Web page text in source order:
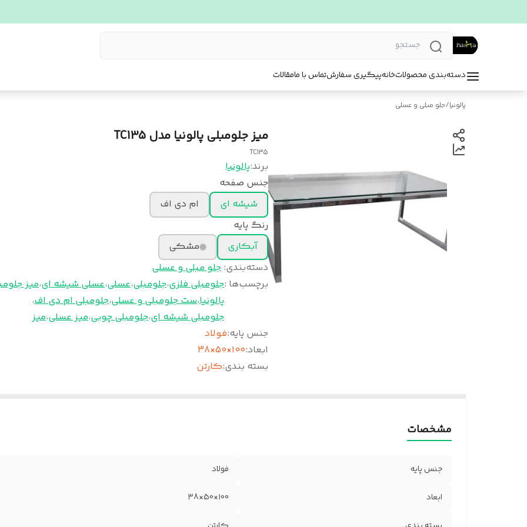
دسته‌بندی محصولاتخانهپیگیری سفارشتماس با مامقالات
پالونیا/جلو مبلی و عسلی
میز جلومبلی پالونیا مدل TC135
TC135
برند:پالونیا
جنس صفحه
شیشه ای
ام دی اف
رنگ پایه
آبکاری
مشکی
دسته‌بندی: جلو مبلی و عسلی
برچسب‌ها :جلومبلی فلزی،جلومبلی،عسلی،عسلی شیشه ای،میز
پالونیا،ست جلومبلی و عسلی،جلومبلی ام دی اف،
جلومبلی شیشه ای،جلومبلی چوبی،میز عسلی،میز
جنس پایه:فولاد
ابعاد:۱00×50×38
بسته بندی:کارتن
مشخصات
جنس پایه فولاد
ابعاد ۱00×50×38